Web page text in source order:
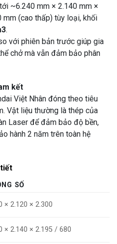
~6.240 mm × 2.140 mm ×
(cao thấp) tùy loại, khối
.
với phiên bản trước giúp gia
chở mà vẫn đảm bảo phân
kết
Việt Nhân đóng theo tiêu
Vật liệu thường là thép của
Laser để đảm bảo độ bền,
hành 2 năm trên toàn hệ
SỐ
× 2.120 × 2.300
× 2.140 × 2.195 / 680